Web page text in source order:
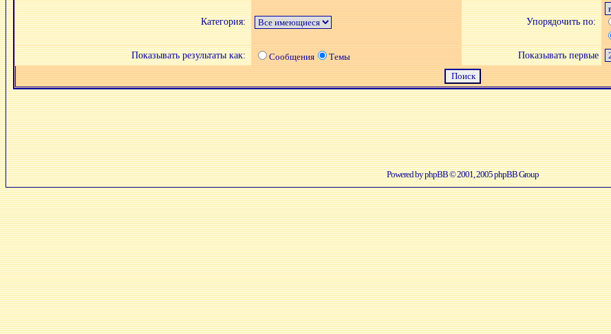
Категория: Упорядочить по:
Показывать результаты как:
Сообщения Темы Показывать первые
Powered byphpBB© 2001, 2005 phpBB Group